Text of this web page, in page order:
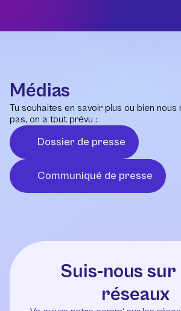
Médias
Tu souhaites en savoir plus ou bien nous
pas, on a tout prévu :
Dossier de presse
Communiqué de presse
Suis-nous sur
réseaux